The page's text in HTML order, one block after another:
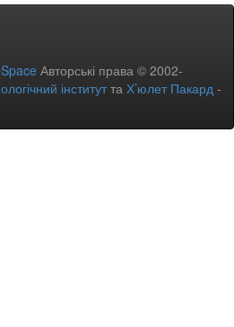
Авторські права © 2002-
інститутта Х’юлет Пакард -